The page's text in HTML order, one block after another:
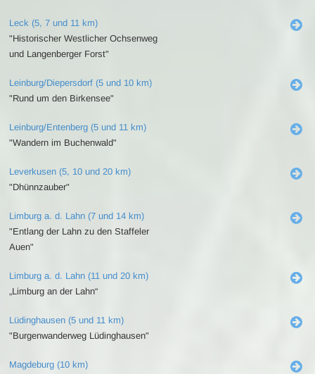
Leck (5, 7 und 11 km)
"Historischer Westlicher Ochsenweg
und Langenberger Forst"
Leinburg/Diepersdorf (5 und 10 km)
"Rund um den Birkensee"
Leinburg/Entenberg (5 und 11 km)
"Wandern im Buchenwald"
Leverkusen (5, 10 und 20 km)
"Dhünnzauber"
Limburg a. d. Lahn (7 und 14 km)
"Entlang der Lahn zu den Staffeler
Auen"
Limburg a. d. Lahn (11 und 20 km)
„Limburg an der Lahn“
Lüdinghausen (5 und 11 km)
"Burgenwanderweg Lüdinghausen"
Magdeburg (10 km)